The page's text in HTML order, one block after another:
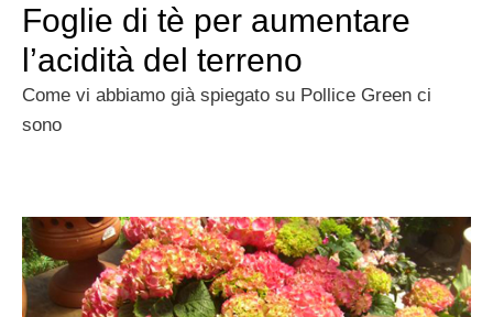
Foglie di tè per aumentare
l’acidità del terreno
Come vi abbiamo già spiegato su Pollice Green ci
sono